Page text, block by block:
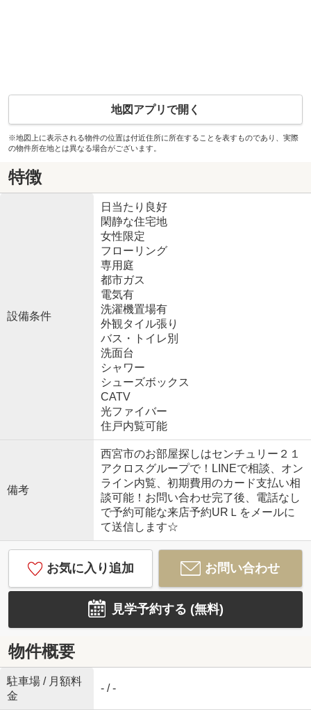
地図アプリで開く
※地図上に表示される物件の位置は付近住所に所在することを表すものであり、実際
の物件所在地とは異なる場合がございます。
特徴
設備条件
日当たり良好
閑静な住宅地
女性限定
フローリング
専用庭
都市ガス
電気有
洗濯機置場有
外観タイル張り
バス・トイレ別
洗面台
シャワー
シューズボックス
CATV
光ファイバー
住戸内覧可能
備考
西宮市のお部屋探しはセンチュリー２１
アクロスグループで！LINEで相談、オン
ライン内覧、初期費用のカード支払い相
談可能！お問い合わせ完了後、電話なし
で予約可能な来店予約URＬをメールに
て送信します☆
お気に入り追加 お問い合わせ
見学予約する (無料)
物件概要
駐車場 / 月額料
金
- / -